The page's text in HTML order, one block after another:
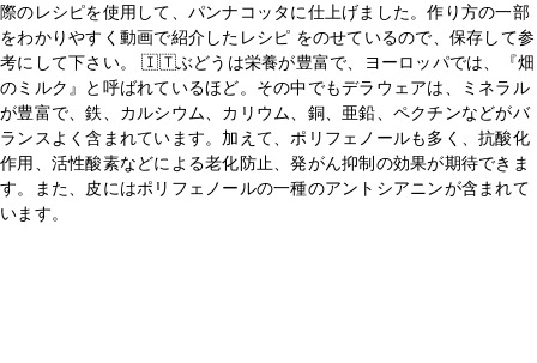
際のレシピを使用して、パンナコッタに仕上げました。作り方の一部
をわかりやすく動画で紹介したレシピ をのせているので、保存して参
考にして下さい。 🇮🇹ぶどうは栄養が豊富で、ヨーロッパでは、『畑
のミルク』と呼ばれているほど。その中でもデラウェアは、ミネラル
が豊富で、鉄、カルシウム、カリウム、銅、亜鉛、ペクチンなどがバ
ランスよく含まれています。加えて、ポリフェノールも多く、抗酸化
作用、活性酸素などによる老化防止、発がん抑制の効果が期待できま
す。また、皮にはポリフェノールの一種のアントシアニンが含まれて
います。